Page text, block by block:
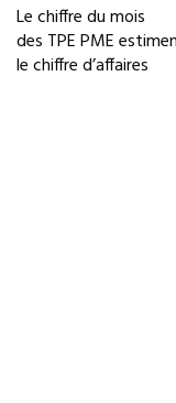
Le chiffre du mois
des TPE PME
le chiffre d’affaires